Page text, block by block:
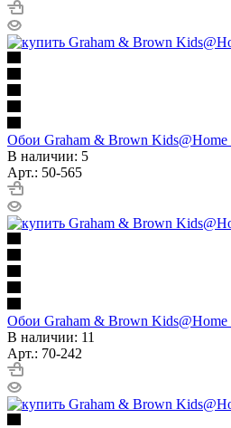
Обои Graham & Brown Kids@Home
В наличии: 5
Арт.: 50-565
Обои Graham & Brown Kids@Home
В наличии: 11
Арт.: 70-242